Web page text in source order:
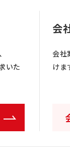
いた
会
会社
けま